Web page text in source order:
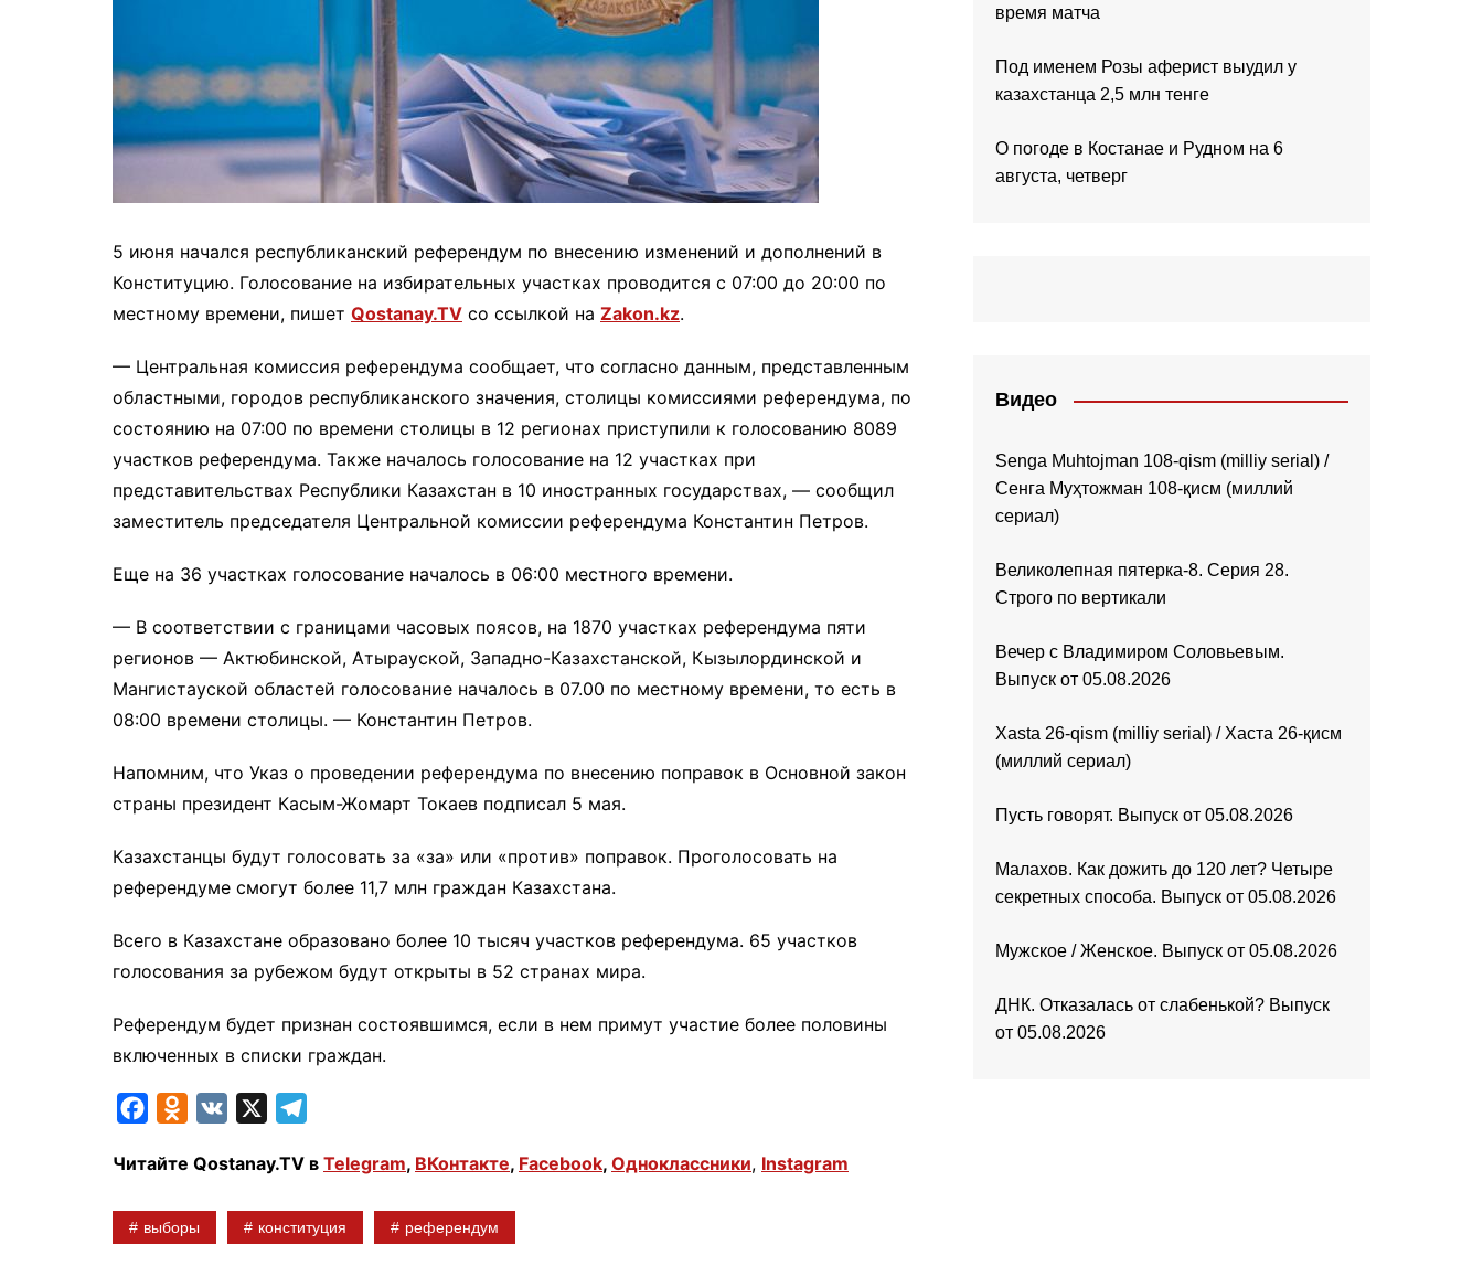
5 июня начался республиканский референдум по внесению изменений и дополнений в
Конституцию. Голосование на избирательных участках проводится с 07:00 до 20:00 по
местному времени, пишет Qostanay.TV со ссылкой на Zakon.kz.
— Центральная комиссия референдума сообщает, что согласно данным, представленным
областными, городов республиканского значения, столицы комиссиями референдума, по
состоянию на 07:00 по времени столицы в 12 регионах приступили к голосованию 8089
участков референдума. Также началось голосование на 12 участках при
представительствах Республики Казахстан в 10 иностранных государствах, — сообщил
заместитель председателя Центральной комиссии референдума Константин Петров.
Еще на 36 участках голосование началось в 06:00 местного времени.
— В соответствии с границами часовых поясов, на 1870 участках референдума пяти
регионов — Актюбинской, Атырауской, Западно-Казахстанской, Кызылординской и
Мангистауской областей голосование началось в 07.00 по местному времени, то есть в
08:00 времени столицы. — Константин Петров.
Напомним, что Указ о проведении референдума по внесению поправок в Основной закон
страны президент Касым-Жомарт Токаев подписал 5 мая.
Казахстанцы будут голосовать за «за» или «против» поправок. Проголосовать на
референдуме смогут более 11,7 млн граждан Казахстана.
Всего в Казахстане образовано более 10 тысяч участков референдума. 65 участков
голосования за рубежом будут открыты в 52 странах мира.
Референдум будет признан состоявшимся, если в нем примут участие более половины
включенных в списки граждан.
c
b
n
k
l
g
Читайте Qostanay.TV в Telegram, ВКонтакте, Facebook, Одноклассники, Instagram
выборы конституция референдум
время матча
Под именем Розы аферист выудил у
казахстанца 2,5 млн тенге
О погоде в Костанае и Рудном на 6
августа, четверг
Видео
Senga Muhtojman 108-qism (milliy serial) /
Сенга Муҳтожман 108-қисм (миллий
сериал)
Великолепная пятерка-8. Серия 28.
Строго по вертикали
Вечер с Владимиром Соловьевым.
Выпуск от 05.08.2026
Xasta 26-qism (milliy serial) / Хаста 26-қисм
(миллий сериал)
Пусть говорят. Выпуск от 05.08.2026
Малахов. Как дожить до 120 лет? Четыре
секретных способа. Выпуск от 05.08.2026
Мужское / Женское. Выпуск от 05.08.2026
ДНК. Отказалась от слабенькой? Выпуск
от 05.08.2026